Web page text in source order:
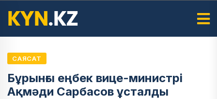
САЯСАТ
Бұрынғы еңбек вице-министрі
Ақмәди Сарбасов ұсталды